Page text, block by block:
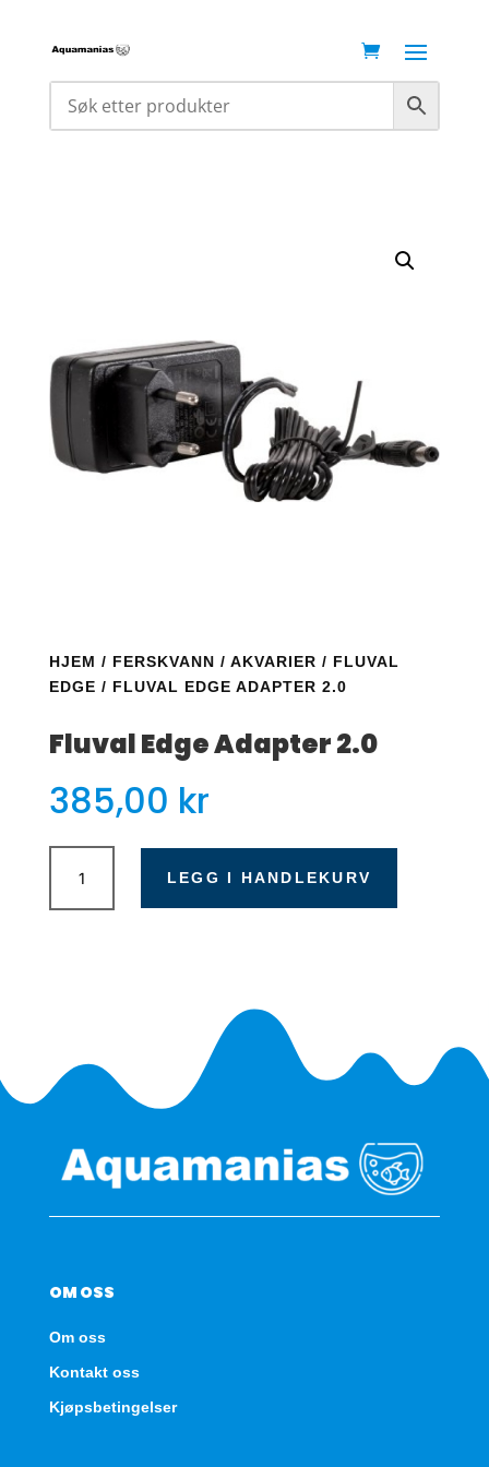
HJEM / FERSKVANN / AKVARIER / FLUVAL
EDGE / FLUVAL EDGE ADAPTER 2.0
Fluval Edge Adapter 2.0
385,00 kr
Fluval
Adapter
LEGG I HANDLEKURV
OM OSS
Om oss
Kontakt oss
Kjøpsbetingelser